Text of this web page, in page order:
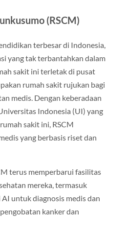
(RSCM)
terbesar di Indonesia,
yang tak terbantahkan dalam
sakit ini terletak di pusat
rumah sakit rujukan bagi
medis. Dengan keberadaan
Indonesia (UI) yang
sakit ini, RSCM
yang berbasis riset dan
terus memperbarui fasilitas
mereka, termasuk
untuk diagnosis medis dan
kanker dan